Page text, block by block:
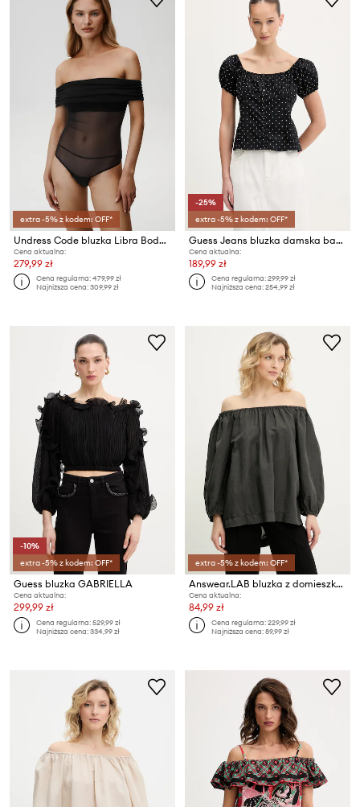
extra -5% z kodem: OFF*
Undress Code bluzka Libra Bodysuit Thong
Cena aktualna:
279,99 zł
Cena regularna:479,99 zł
Najniższa cena:309,99 zł
-25%
extra -5% z kodem: OFF*
Guess Jeans bluzka damska bawełniana
Cena aktualna:
189,99 zł
Cena regularna:299,99 zł
Najniższa cena:254,99 zł
-10%
extra -5% z kodem: OFF*
Guess bluzka GABRIELLA
Cena aktualna:
299,99 zł
Cena regularna:529,99 zł
Najniższa cena:334,99 zł
extra -5% z kodem: OFF*
Answear.LAB bluzka z domieszką lnu
Cena aktualna:
84,99 zł
Cena regularna:229,99 zł
Najniższa cena:89,99 zł